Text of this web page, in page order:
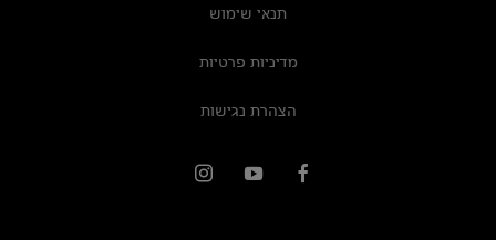
תנאי שימוש
מדיניות פרטיות
הצהרת נגישות